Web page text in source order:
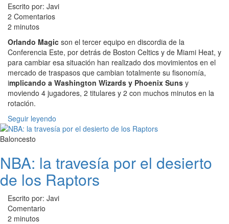
Escrito por: Javi
2 Comentarios
2 minutos
Orlando Magic son el tercer equipo en discordia de la
Conferencia Este, por detrás de Boston Celtics y de Miami Heat, y
para cambiar esa situación han realizado dos movimientos en el
mercado de traspasos que cambian totalmente su fisonomía,
implicando a Washington Wizards y Phoenix Suns y
moviendo 4 jugadores, 2 titulares y 2 con muchos minutos en la
rotación.
Seguir leyendo
Baloncesto
NBA: la travesía por el desierto
de los Raptors
Escrito por: Javi
Comentario
2 minutos